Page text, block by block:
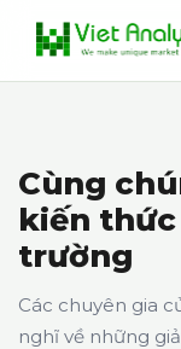
Cùng
kiến
trường
Các chuyên gia
nghĩ về những